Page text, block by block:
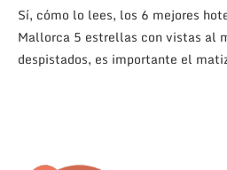
Sí, cómo lo lees, los 6 mejores
Mallorca 5 estrellas con vistas al
despistados, es importante el